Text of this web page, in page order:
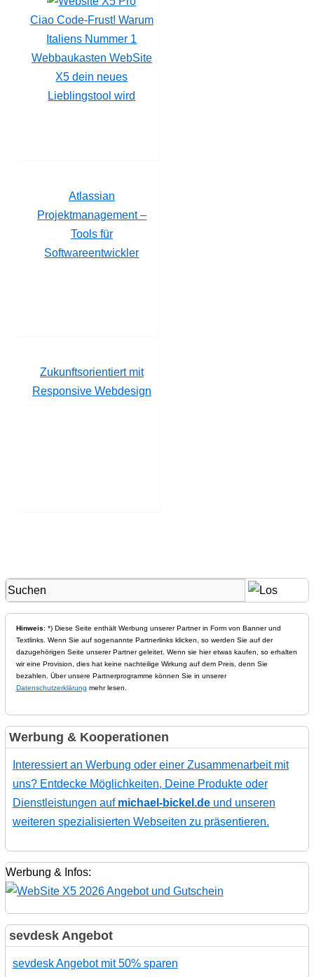
Ciao Code-Frust! Warum
Italiens Nummer 1
Webbaukasten WebSite
X5 dein neues
Lieblingstool wird
Atlassian
Projektmanagement –
Tools für
Softwareentwickler
Zukunftsorientiert mit
Responsive Webdesign
Hinweis: *) Diese Seite enthält Werbung unserer Partner in Form von Banner und
Textlinks. Wenn Sie auf sogenannte Partnerlinks klicken, so werden Sie auf der
dazugehörigen Seite unserer Partner geleitet. Wenn sie hier etwas kaufen, so erhalten
wir eine Provision, dies hat keine nachteilige Wirkung auf dem Preis, denn Sie
bezahlen. Über unsere Partnerprogramme können Sie in unserer
Datenschutzerklärung mehr lesen.
Werbung & Kooperationen
Interessiert an Werbung oder einer Zusammenarbeit mit
uns? Entdecke Möglichkeiten, Deine Produkte oder
Dienstleistungen auf michael-bickel.deund unseren
weiteren spezialisierten Webseiten zu präsentieren.
Werbung & Infos:
sevdesk Angebot
sevdesk Angebot mit 50% sparen